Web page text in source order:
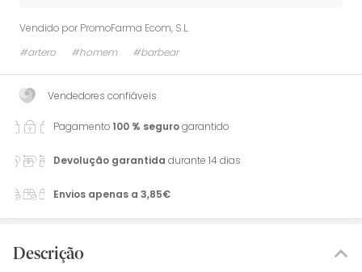
Vendido por PromoFarma Ecom, S.L.
#artero
#homem #barbear
Vendedores confiáveis
Pagamento100 % segurogarantido
Devolução garantida durante 14 dias
Envios apenas a 3,85€
Descrição